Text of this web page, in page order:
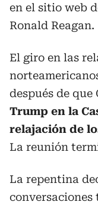
en el sitio web
Ronald Reagan.
El giro en las
después de que
Trump en la
relajación de
La reunión
La repentina
conversaciones